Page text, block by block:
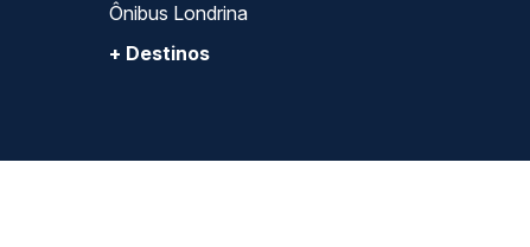
Ônibus Londrina
+ Destinos